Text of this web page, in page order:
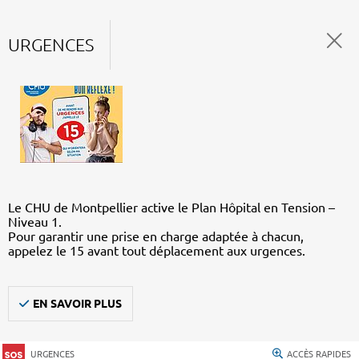
URGENCES
Le CHU de Montpellier active le Plan Hôpital en Tension –
Niveau 1.
Pour garantir une prise en charge adaptée à chacun,
appelez le 15 avant tout déplacement aux urgences.
EN SAVOIR PLUS
URGENCES ACCÈS RAPIDES